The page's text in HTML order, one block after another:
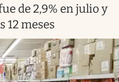
de 2,9% en julio y
12 meses